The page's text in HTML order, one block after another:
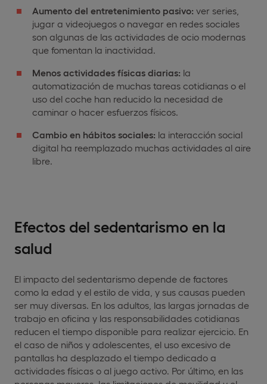
Aumento del entretenimiento pasivo: ver series,
jugar a videojuegos o navegar en redes sociales
son algunas de las actividades de ocio modernas
que fomentan la inactividad.
Menos actividades físicas diarias: la
automatización de muchas tareas cotidianas o el
uso del coche han reducido la necesidad de
caminar o hacer esfuerzos físicos.
Cambio en hábitos sociales: la interacción social
digital ha reemplazado muchas actividades al aire
libre.
Efectos del sedentarismo en la
salud
El impacto del sedentarismo depende de factores
como la edad y el estilo de vida, y sus causas pueden
ser muy diversas. En los adultos, las largas jornadas de
trabajo en oficina y las responsabilidades cotidianas
reducen el tiempo disponible para realizar ejercicio. En
el caso de niños y adolescentes, el uso excesivo de
pantallas ha desplazado el tiempo dedicado a
actividades físicas o al juego activo. Por último, en las